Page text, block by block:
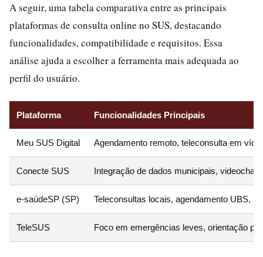
A seguir, uma tabela comparativa entre as principais
plataformas de consulta online no SUS, destacando
funcionalidades, compatibilidade e requisitos. Essa
análise ajuda a escolher a ferramenta mais adequada ao
perfil do usuário.
Plataforma Funcionalidades Principais
Meu SUS Digital Agendamento remoto, teleconsulta em
Conecte SUS Integração de dados municipais,
e-saúdeSP (SP) Teleconsultas locais, agendamento UBS,
TeleSUS Foco em emergências leves, orientação